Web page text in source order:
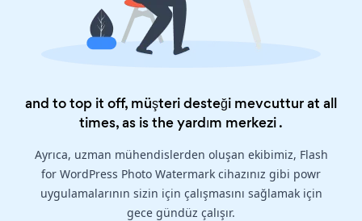
and to top it off, müşteri desteği mevcuttur at all
times, as is theyardım merkezi.
Ayrıca, uzman mühendislerden oluşan ekibimiz, Flash
for WordPress Photo Watermark cihazınız gibi powr
uygulamalarının sizin için çalışmasını sağlamak için
gece gündüz çalışır.